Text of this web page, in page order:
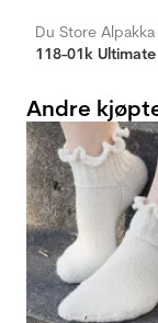
Du Store Alpakka
118-01k
Andre